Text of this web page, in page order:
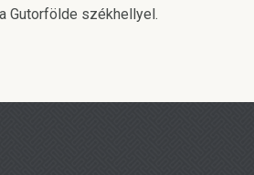
Gutorfölde székhellyel.